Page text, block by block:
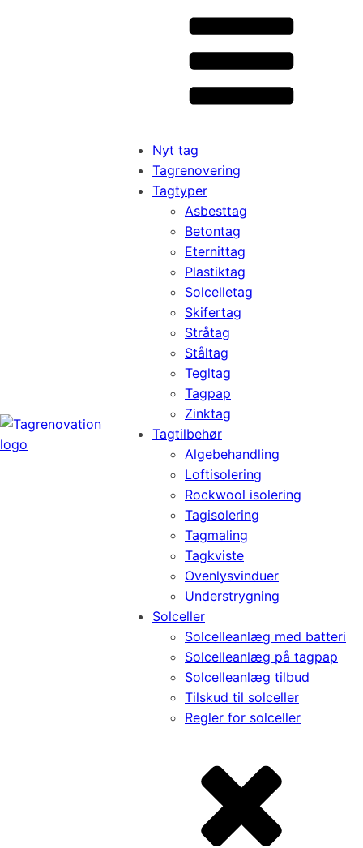
Nyt tag
Tagrenovering
Tagtyper
Asbesttag
Betontag
Eternittag
Plastiktag
Solcelletag
Skifertag
Stråtag
Ståltag
Tegltag
Tagpap
Zinktag
Tagtilbehør
Algebehandling
Loftisolering
Rockwool isolering
Tagisolering
Tagmaling
Tagkviste
Ovenlysvinduer
Understrygning
Solceller
Solcelleanlæg med batteri
Solcelleanlæg på tagpap
Solcelleanlæg tilbud
Tilskud til solceller
Regler for solceller